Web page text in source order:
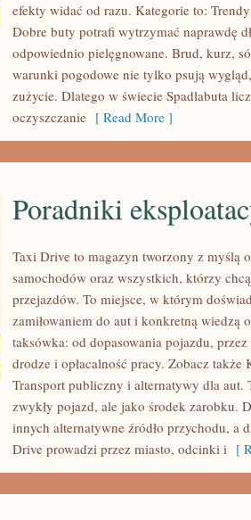
MARKI
OBUWNICZE
efekty widać od razu. Kategorie to:
Dobre buty potrafi wytrzymać naprawdę
odpowiednio pielęgnowane. Brud, kurz,
warunki pogodowe nie tylko psują
zużycie. Dlatego w świecie Spadlabuta
oczyszczanie [ Read More ]
PORADNIKI
EKSPLOATACYJNE
Poradniki
Taxi Drive to magazyn tworzony z myślą
samochodów oraz wszystkich, którzy
przejazdów. To miejsce, w którym
zamiłowaniem do aut i konkretną wiedzą
taksówka: od dopasowania pojazdu,
drodze i opłacalność pracy. Zobacz
Transport publiczny i alternatywy dla aut.
zwykły pojazd, ale jako środek zarobku.
innych alternatywne źródło przychodu,
Drive prowadzi przez miasto, odcinki i [